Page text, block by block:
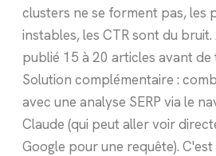
clusters ne se forment pas, les
instables, les CTR sont du
publié 15 à 20 articles avant de
Solution complémentaire :
avec une analyse SERP via le
Claude (qui peut aller voir
Google pour une requête).